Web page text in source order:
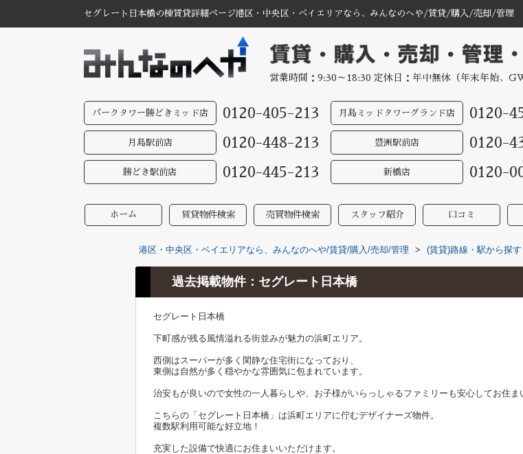
セグレート日本橋の棟賃貸詳細ページ港区・中央区・ベイエリアなら、みんなのへや/賃貸/購入/売却/管理
営業時間：9:30～18:30 定休日：年中無休（年末年始、
パークタワー勝どきミッド店 0120-405-213 月島ミッドタワーグランド店 0120-
月島駅前店 0120-448-213 豊洲駅前店 0120-
勝どき駅前店 0120-445-213 新橋店 0120-
ホーム 賃貸物件検索 売買物件検索 スタッフ紹介 口コミ
港区・中央区・ベイエリアなら、みんなのへや/賃貸/購入/売却/管理 > (賃貸)路線・駅から探す
過去掲載物件：セグレート日本橋
セグレート日本橋
下町感が残る風情溢れる街並みが魅力の浜町エリア。
西側はスーパーが多く閑静な住宅街になっており、
東側は自然が多く穏やかな雰囲気に包まれています。
治安もが良いので女性の一人暮らしや、お子様がいらっしゃるファミリーも安心してお住ま
こちらの「セグレート日本橋」は浜町エリアに佇むデザイナーズ物件。
複数駅利用可能な好立地！
充実した設備で快適にお住まいいただけます。